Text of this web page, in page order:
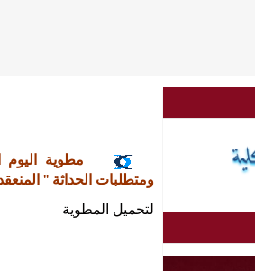
مطوية اليوم
ومتطلبات الحداثة " المنعقد يوم :
لتحميل المطوية